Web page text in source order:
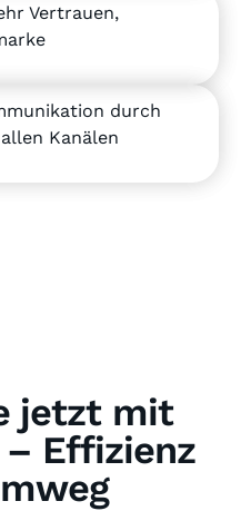
Vertrauen,
durch
Kanälen
jetzt mit
– Effizienz